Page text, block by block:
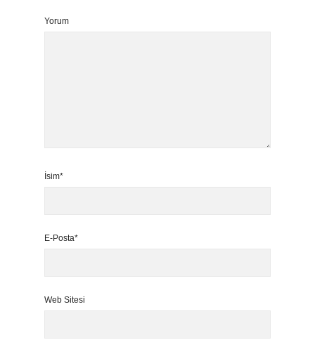
Yorum
İsim*
E-Posta*
Web Sitesi